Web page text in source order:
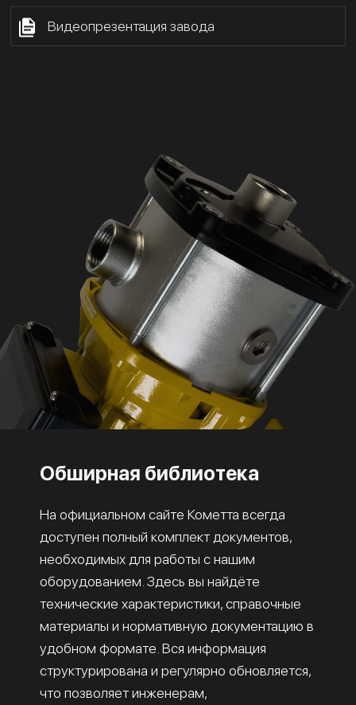
Видеопрезентация завода
Обширная библиотека
На официальном сайте Кометта всегда
доступен полный комплект документов,
необходимых для работы с нашим
оборудованием. Здесь вы найдёте
технические характеристики, справочные
материалы и нормативную документацию в
удобном формате. Вся информация
структурирована и регулярно обновляется,
что позволяет инженерам,